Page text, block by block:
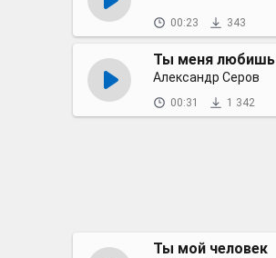
00:23 343
Ты меня любишь
Александр Серов
00:31 1 342
Ты мой человек